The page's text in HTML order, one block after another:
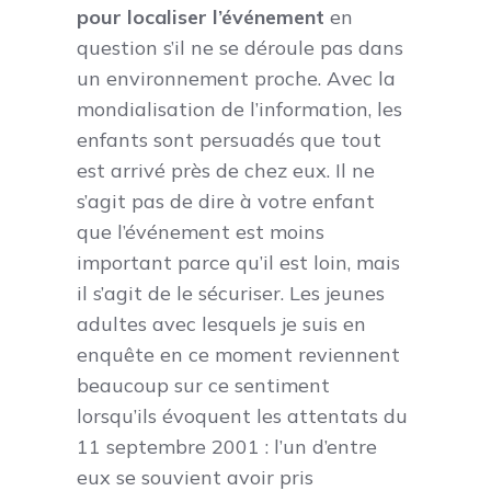
pour localiser l’événement en
question s’il ne se déroule pas dans
un environnement proche. Avec la
mondialisation de l’information, les
enfants sont persuadés que tout
est arrivé près de chez eux. Il ne
s’agit pas de dire à votre enfant
que l’événement est moins
important parce qu’il est loin, mais
il s’agit de le sécuriser. Les jeunes
adultes avec lesquels je suis en
enquête en ce moment reviennent
beaucoup sur ce sentiment
lorsqu’ils évoquent les attentats du
11 septembre 2001 : l’un d’entre
eux se souvient avoir pris